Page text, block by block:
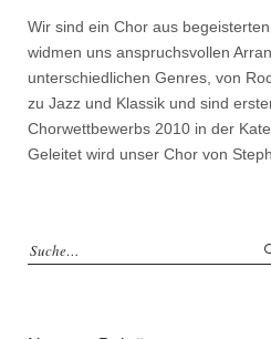
Wir sind ein Chor aus
widmen uns anspruchsvollen
unterschiedlichen Genres, von
zu Jazz und Klassik und sind
Chorwettbewerbs 2010 in der
Geleitet wird unser Chor von